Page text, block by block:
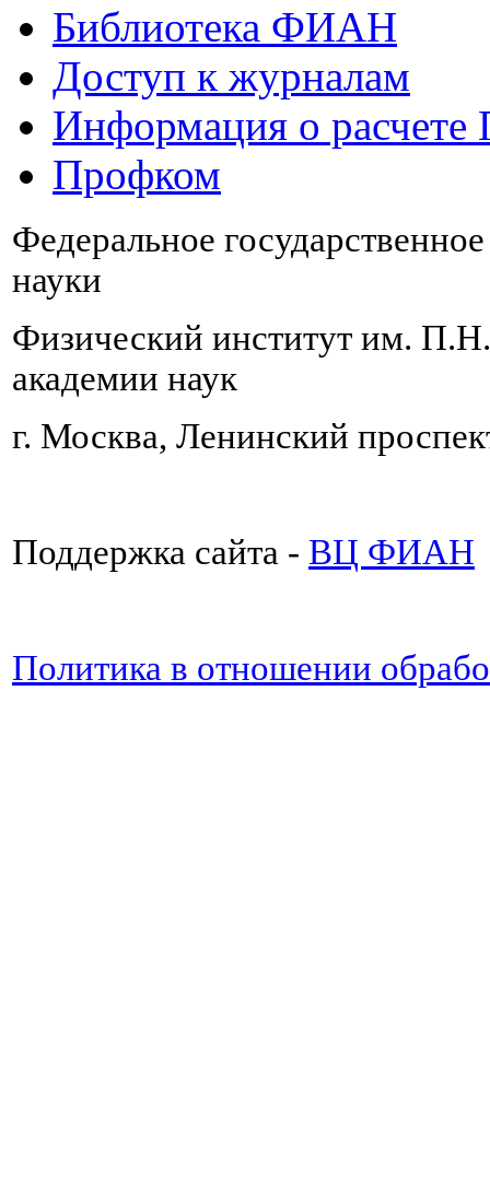
Библиотека ФИАН
Доступ к журналам
Информация о
Профком
Федеральное
науки
Физический институт им.
академии наук
г. Москва, Ленинский
Поддержка сайта - ВЦ ФИАН
Политика в отношении